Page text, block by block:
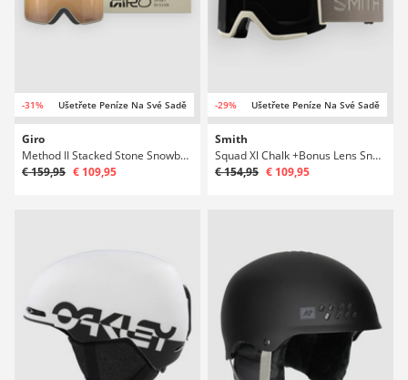
-31% Ušetřete Peníze Na Své Sadě
Giro
Method II Stacked Stone Snowboardové brýle
€ 159,95 € 109,95
-29% Ušetřete Peníze Na Své Sadě
Smith
Squad Xl Chalk +Bonus Lens Snowboardové brýle
€ 154,95 € 109,95